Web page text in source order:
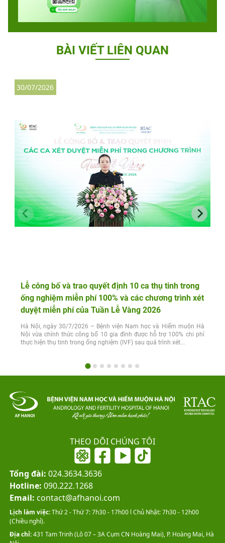
BÀI VIẾT LIÊN QUAN
Lễ công bố và trao quyết định 10 ca thụ tinh trong
ống nghiệm miễn phí 100% và các chương trình xét
duyệt miễn phí của Tuần Lễ Vàng 2026
Hà Nội, ngày 30/7/2026 – Bệnh viện Nam học và Hiếm muộn Hà
Nội vừa chính thức công bố 10 gia đình được hỗ trợ 100% chi phí
thực hiện thụ tinh trong ống nghiệm (IVF) sau quá trình xét...
30/07/2026
THEO DÕI CHÚNG TÔI
Tổng đài: 024.3634.3636
Hotline: 090.222.1268
Email: contact@afhanoi.com
Lịch làm việc:Thứ 2 - Thứ 7: 7h30 - 17h00 l Chủ Nhật: 7h30 - 12h00
(Chiều nghỉ).
Địa chỉ:431 Tam Trinh (Lô 07 – 3A Cụm CN Hoàng Mai), P. Hoàng Mai, Hà